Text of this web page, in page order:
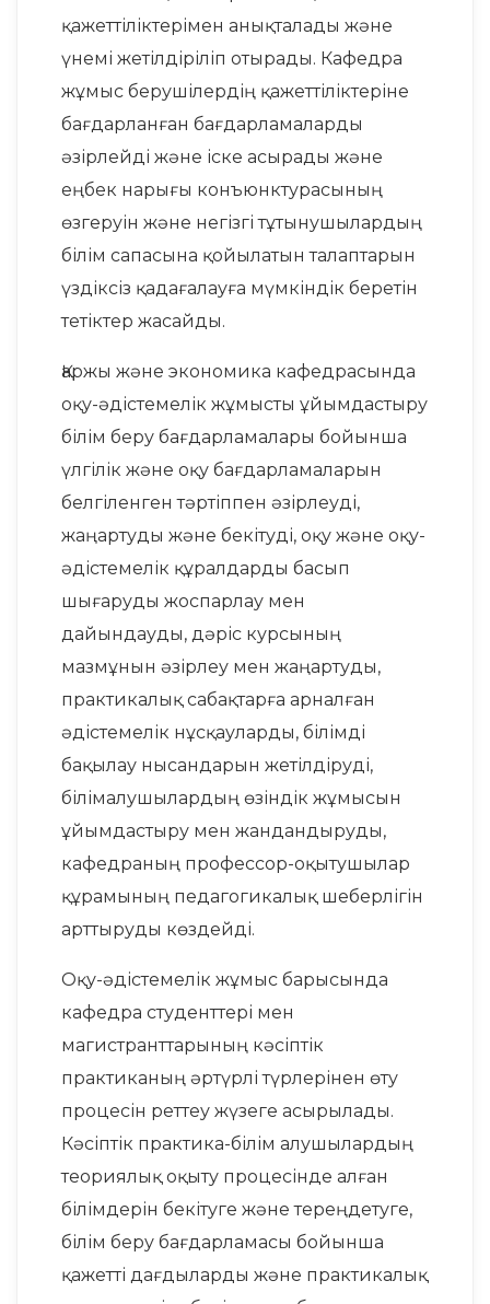
қажеттіліктерімен анықталады және
үнемі жетілдіріліп отырады. Кафедра
жұмыс берушілердің қажеттіліктеріне
бағдарланған бағдарламаларды
әзірлейді және іске асырады және
еңбек нарығы конъюнктурасының
өзгеруін және негізгі тұтынушылардың
білім сапасына қойылатын талаптарын
үздіксіз қадағалауға мүмкіндік беретін
тетіктер жасайды.
Қаржы және экономика кафедрасында
оқу-әдістемелік жұмысты ұйымдастыру
білім беру бағдарламалары бойынша
үлгілік және оқу бағдарламаларын
белгіленген тәртіппен әзірлеуді,
жаңартуды және бекітуді, оқу және оқу-
әдістемелік құралдарды басып
шығаруды жоспарлау мен
дайындауды, дәріс курсының
мазмұнын әзірлеу мен жаңартуды,
практикалық сабақтарға арналған
әдістемелік нұсқауларды, білімді
бақылау нысандарын жетілдіруді,
білімалушылардың өзіндік жұмысын
ұйымдастыру мен жандандыруды,
кафедраның профессор-оқытушылар
құрамының педагогикалық шеберлігін
арттыруды көздейді.
Оқу-әдістемелік жұмыс барысында
кафедра студенттері мен
магистранттарының кәсіптік
практиканың әртүрлі түрлерінен өту
процесін реттеу жүзеге асырылады.
Кәсіптік практика-білім алушылардың
теориялық оқыту процесінде алған
білімдерін бекітуге және тереңдетуге,
білім беру бағдарламасы бойынша
қажетті дағдыларды және практикалық